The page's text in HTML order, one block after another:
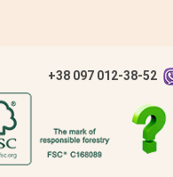
+38 097 012-38-52